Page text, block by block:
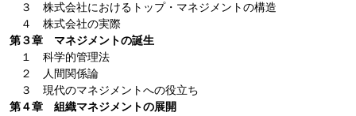
３ 株式会社におけるトップ・マネジメントの構造
４ 株式会社の実際
第３章 マネジメントの誕生
１ 科学的管理法
２ 人間関係論
３ 現代のマネジメントへの役立ち
第４章 組織マネジメントの展開